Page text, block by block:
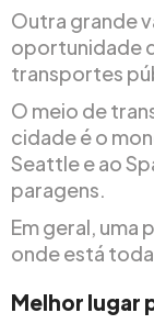
Outra grande
oportunidade
transportes
O meio de
cidade é o
Seattle e ao
paragens.
Em geral, uma
onde está
Melhor lugar